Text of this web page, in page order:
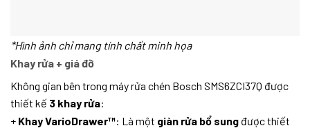
*Hình ảnh chỉ mang tính chất minh họa
Khay rửa + giá đỡ
Không gian bên trong máy rửa chén Bosch SMS6ZCI37Q được
thiết kế 3 khay rửa:
+ Khay VarioDrawer™: Là một giàn rửa bổ sung được thiết